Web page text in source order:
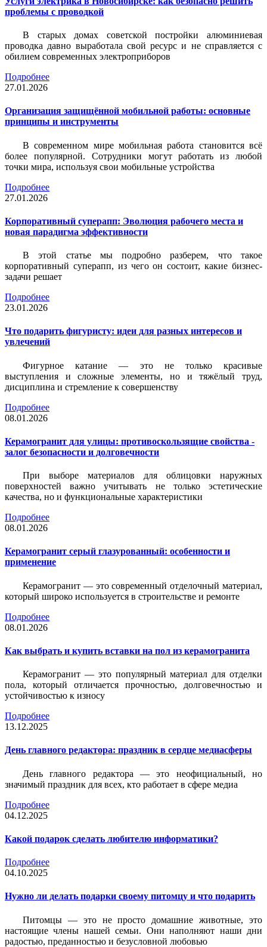
проблемы с проводкой
В старых домах советской постройки алюминиевая
проводка давно выработала свой ресурс и не справляется с
обилием современных электроприборов
Подробнее
27.01.2026
Организация защищённой мобильной работы: основные
принципы и инструменты
В современном мире мобильная работа становится всё
более популярной. Сотрудники могут работать из любой
точки мира, используя свои мобильные устройства
Подробнее
27.01.2026
Корпоративный суперапп: Эволюция рабочего места и
новая парадигма эффективности
В этой статье мы подробно разберем, что такое
корпоративный суперапп, из чего он состоит, какие бизнес-
задачи решает
Подробнее
23.01.2026
Что подарить фигуристу: идеи для разных интересов и
увлечений
Фигурное катание — это не только красивые
выступления и сложные элементы, но и тяжёлый труд,
дисциплина и стремление к совершенству
Подробнее
08.01.2026
Керамогранит для улицы: противоскользящие свойства -
залог безопасности и долговечности
При выборе материалов для облицовки наружных
поверхностей важно учитывать не только эстетические
качества, но и функциональные характеристики
Подробнее
08.01.2026
Керамогранит серый глазурованный: особенности и
применение
Керамогранит — это современный отделочный материал,
который широко используется в строительстве и ремонте
Подробнее
08.01.2026
Как выбрать и купить вставки на пол из керамогранита
Керамогранит — это популярный материал для отделки
пола, который отличается прочностью, долговечностью и
устойчивостью к износу
Подробнее
13.12.2025
День главного редактора: праздник в сердце медиасферы
День главного редактора — это неофициальный, но
значимый праздник для всех, кто работает в сфере медиа
Подробнее
04.12.2025
Какой подарок сделать любителю информатики?
Подробнее
04.10.2025
Нужно ли делать подарки своему питомцу и что подарить
Питомцы — это не просто домашние животные, это
настоящие члены нашей семьи. Они наполняют наши дни
радостью, преданностью и безусловной любовью